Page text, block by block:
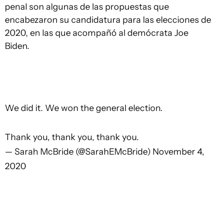
penal son algunas de las propuestas que
encabezaron su candidatura para las elecciones de
2020, en las que acompañó al demócrata Joe
Biden.
We did it. We won the general election.
Thank you, thank you, thank you.
— Sarah McBride (@SarahEMcBride) November 4,
2020